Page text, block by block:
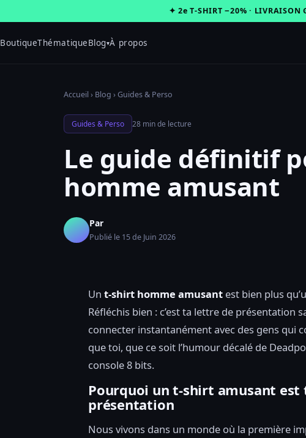
✦ 2e T-SHIRT −20% · LIVRAISON
BoutiqueThématiqueBlog▾À propos
Accueil › Blog ›Guides & Perso
Guides & Perso 28 min de lecture
Le guide définitif
homme amusant
Par
Publié le 15 de Juin 2026
Un t-shirt homme amusant est bien plus
Réfléchis bien : c’est ta lettre de présentation
connecter instantanément avec des gens qui
que toi, que ce soit l’humour décalé de
console 8 bits.
Pourquoi un t-shirt amusant
présentation
Nous vivons dans un monde où la première